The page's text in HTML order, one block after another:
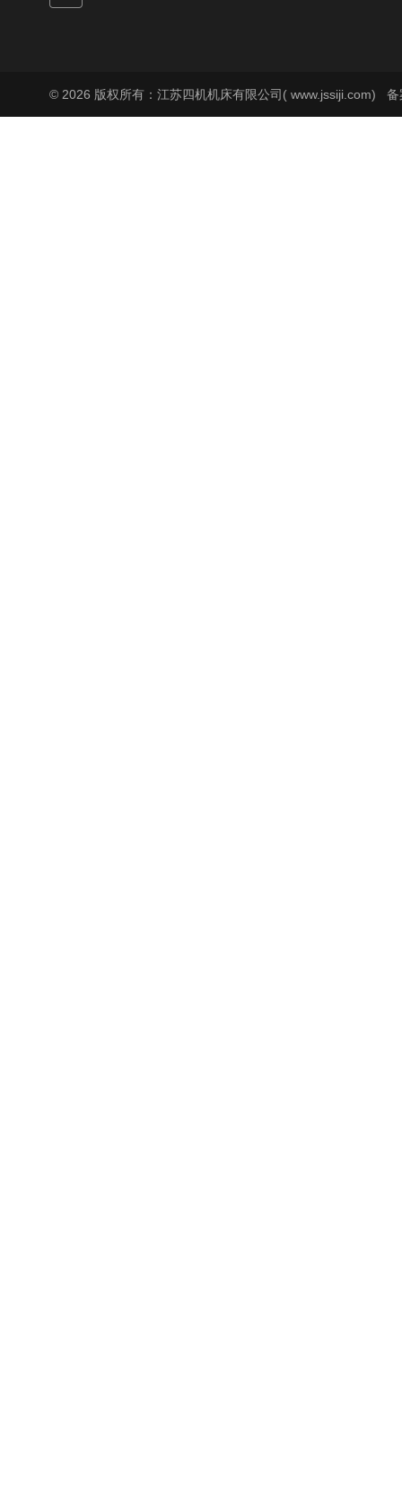
© 2026 版权所有：江苏四机机床有限公司( www.jssiji.com) 备